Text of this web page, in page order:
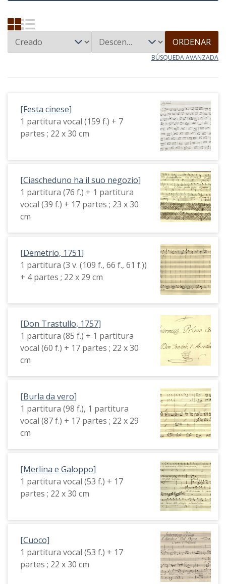
ORDENAR
BÚSQUEDA AVANZADA
[Festa cinese]
1 partitura vocal (159 f.) + 7
partes ; 22 x 30 cm
[Ciascheduno ha il suo negozio]
1 partitura (76 f.) + 1 partitura
vocal (39 f.) + 17 partes ; 23 x 30
cm
[Demetrio, 1751]
1 partitura (3 v. (109 f., 66 f., 61 f.))
+ 4 partes ; 22 x 29 cm
[Don Trastullo, 1757]
1 partitura (85 f.) + 1 partitura
vocal (60 f.) + 17 partes ; 22 x 30
cm
[Burla da vero]
1 partitura (98 f.), 1 partitura
vocal (87 f.) + 17 partes ; 22 x 29
cm
[Merlina e Galoppo]
1 partitura vocal (53 f.) + 17
partes ; 22 x 30 cm
[Cuoco]
1 partitura vocal (53 f.) + 17
partes ; 22 x 30 cm